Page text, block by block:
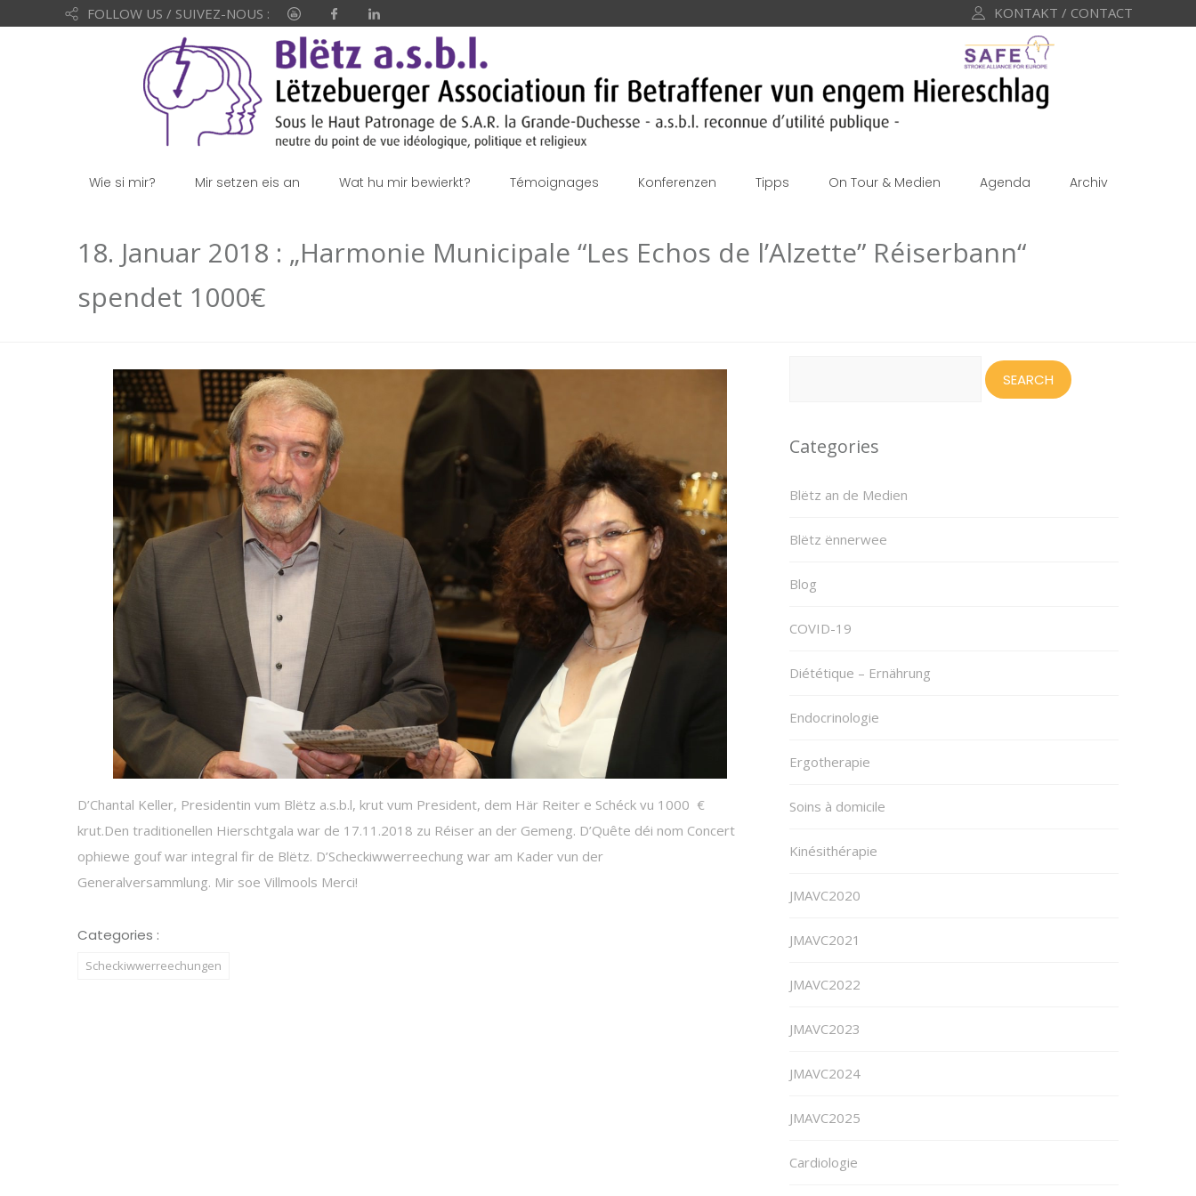
FOLLOW US / SUIVEZ-NOUS : KONTAKT / CONTACT
Wie si mir? Mir setzen eis an Wat hu mir bewierkt? Témoignages Konferenzen Tipps On Tour & Medien Agenda Archiv
18. Januar 2018 : „Harmonie Municipale “Les Echos de l’Alzette” Réiserbann“
spendet 1000€
D’Chantal Keller, Presidentin vum Blëtz a.s.b.l, krut vum President, dem Här Reiter e Schéck vu 1000 €
krut.Den traditionellen Hierschtgala war de 17.11.2018 zu Réiser an der Gemeng. D’Quête déi nom Concert
ophiewe gouf war integral fir de Blëtz. D’Scheckiwwerreechung war am Kader vun der
Generalversammlung. Mir soe Villmools Merci!
Categories :
Scheckiwwerreechungen
Categories
Blëtz an de Medien
Blëtz ënnerwee
Blog
COVID-19
Diététique – Ernährung
Endocrinologie
Ergotherapie
Soins à domicile
Kinésithérapie
JMAVC2020
JMAVC2021
JMAVC2022
JMAVC2023
JMAVC2024
JMAVC2025
Cardiologie